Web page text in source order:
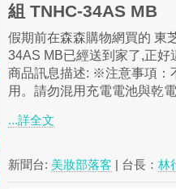
組 TNHC-34AS MB
假期前在森森購物網買的 東
34AS MB已經送到家了,正
商品訊息描述: ※注意事項：
用。請勿混用充電電池與乾
...詳全文
新聞台: 美妝部落客 | 台長： 林